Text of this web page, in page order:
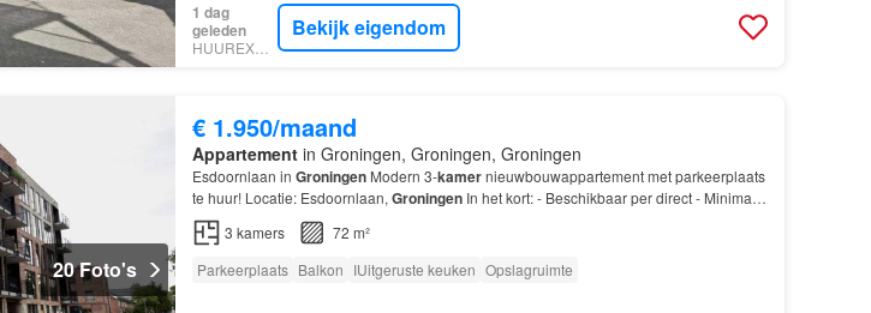
1 dag
geleden
HUUREXPERT
Bekijk eigendom
20 Foto's
€ 1.950/maand
Appartementin Groningen, Groningen, Groningen
Esdoornlaan in GroningenModern 3-kamernieuwbouwappartement met parkeerplaats
te huur! Locatie: Esdoornlaan, GroningenIn het kort: - Beschikbaar per direct - Minimale
huurperiode: 12 maanden - Geschikt voor 1 persoon of ste…
3 kamers
72 m²
Parkeerplaats Balkon IUitgeruste keuken Opslagruimte